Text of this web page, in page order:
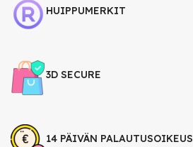
HUIPPUMERKIT
3D SECURE
14 PÄIVÄN PALAUTUSOIKEUS